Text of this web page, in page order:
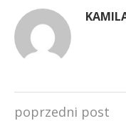
poprzedni post